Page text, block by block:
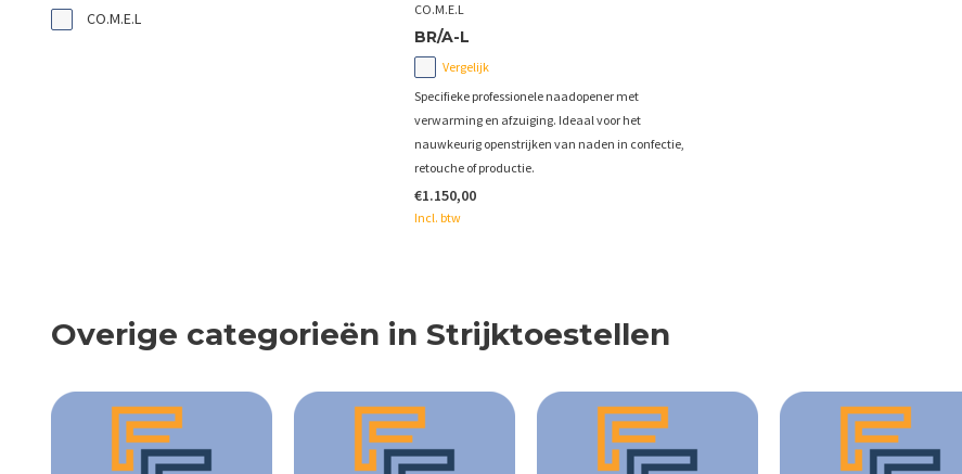
CO.M.E.L
CO.M.E.L
BR/A-L
Vergelijk
Specifieke professionele naadopener met
verwarming en afzuiging. Ideaal voor het
nauwkeurig openstrijken van naden in confectie,
retouche of productie.
€1.150,00
Incl. btw
Overige categorieën in Strijktoestellen